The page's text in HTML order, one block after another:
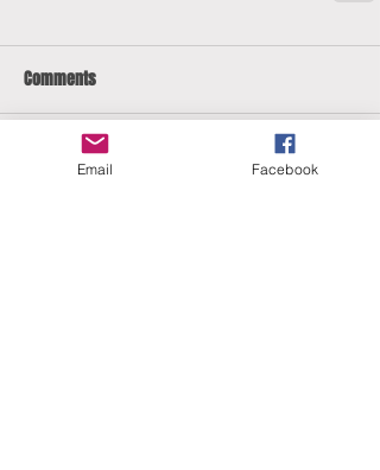
Comments
Write a comment...
Email Facebook